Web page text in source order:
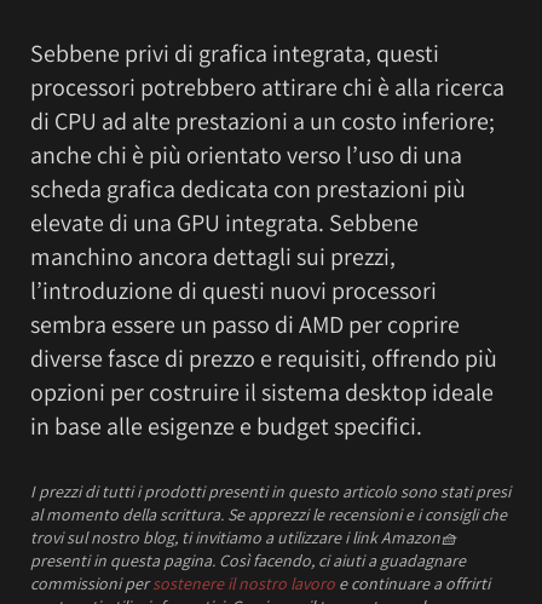
Sebbene privi di grafica integrata, questi
processori potrebbero attirare chi è alla ricerca
di CPU ad alte prestazioni a un costo inferiore;
anche chi è più orientato verso l’uso di una
scheda grafica dedicata con prestazioni più
elevate di una GPU integrata. Sebbene
manchino ancora dettagli sui prezzi,
l’introduzione di questi nuovi processori
sembra essere un passo di AMD per coprire
diverse fasce di prezzo e requisiti, offrendo più
opzioni per costruire il sistema desktop ideale
in base alle esigenze e budget specifici.
I prezzidi tutti i prodotti presenti in questo articolo sono stati presi
al momento della scrittura. Se apprezzi le recensioni e i consigli che
trovi sul nostro blog, ti invitiamo a utilizzare i link Amazon🧺
presenti in questa pagina. Così facendo, ci aiuti a guadagnare
commissioni persostenere il nostro lavoro e continuare a offrirti